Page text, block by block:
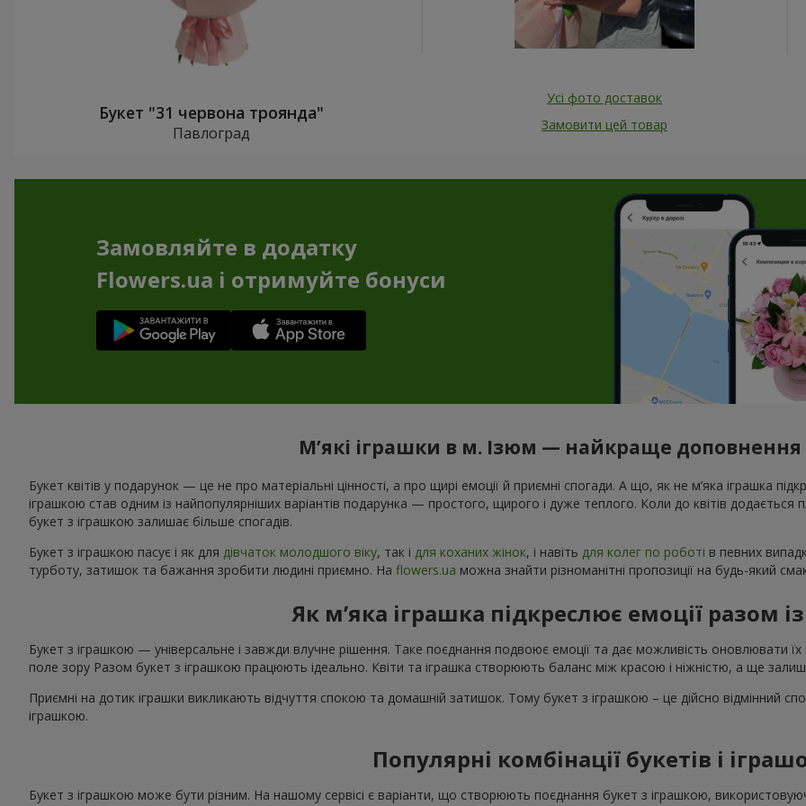
Букет "31 червона троянда"
Павлоград
Усі фото доставок
Замовити цей товар
Замовляйте в додатку
Flowers.ua і отримуйте бонуси
М’які іграшки в м. Ізюм — найкраще доповнення
Букет квітів у подарунок — це не про матеріальні цінності, а про щирі емоції й приємні спогади. А що, як не м’яка іграшка
іграшкою став одним із найпопулярніших варіантів подарунка — простого, щирого і дуже теплого. Коли до квітів
букет з іграшкою залишає більше спогадів.
Букет з іграшкою пасує і як для дівчаток молодшого віку, так і для коханих жінок, і навіть для колег по роботі в певних
турботу, затишок та бажання зробити людині приємно. На flowers.ua можна знайти різноманітні пропозиції на будь-який
Як м’яка іграшка підкреслює емоції разом
Букет з іграшкою — універсальне і завжди влучне рішення. Таке поєднання подвоює емоції та дає можливість оновлювати
поле зору Разом букет з іграшкою працюють ідеально. Квіти та іграшка створюють баланс між красою і ніжністю, а ще
Приємні на дотик іграшки викликають відчуття спокою та домашній затишок. Тому букет з іграшкою – це дійсно відмінний
іграшкою.
Популярні комбінації букетів і
Букет з іграшкою може бути різним. На нашому сервісі є варіанти, що створюють поєднання букет з іграшкою,